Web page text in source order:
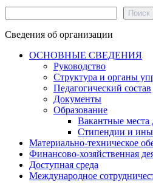
Поиск
Сведения об организации
ОСНОВНЫЕ СВЕДЕНИЯ
Руководство
Структура и органы
Педагогический состав
Документы
Образование
Вакантные места
Стипендии и
Материально-техническое
Финансово-хозяйственная
Доступная среда
Международное